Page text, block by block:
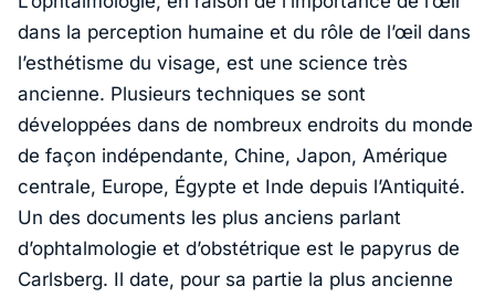
dans la perception humaine et du rôle de l’œil dans
l’esthétisme du visage, est une science très
ancienne. Plusieurs techniques se sont
développées dans de nombreux endroits du monde
de façon indépendante, Chine, Japon, Amérique
centrale, Europe, Égypte et Inde depuis l’Antiquité.
Un des documents les plus anciens parlant
d’ophtalmologie et d’obstétrique est le papyrus de
Carlsberg. Il date, pour sa partie la plus ancienne